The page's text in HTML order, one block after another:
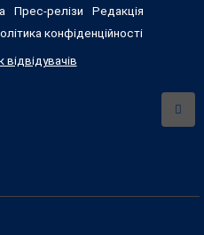
Прес-релізи
Редакція
конфіденційності